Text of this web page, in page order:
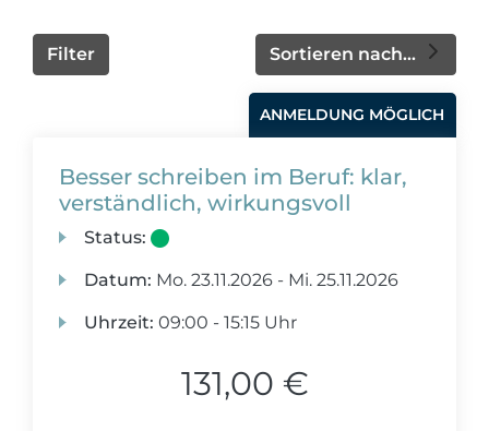
Sortieren nach...
Filter
ANMELDUNG MÖGLICH
Besser schreiben im Beruf: klar,
verständlich, wirkungsvoll
Status:
Datum: Mo. 23.11.2026 - Mi. 25.11.2026
Uhrzeit: 09:00 - 15:15 Uhr
131,00 €